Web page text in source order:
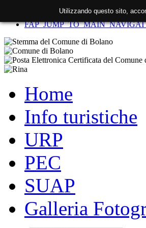
FAP_SKIP_TO_CONTENT
Home
Info turistiche
URP
PEC
SUAP
Galleria
Utilizzando questo sito,